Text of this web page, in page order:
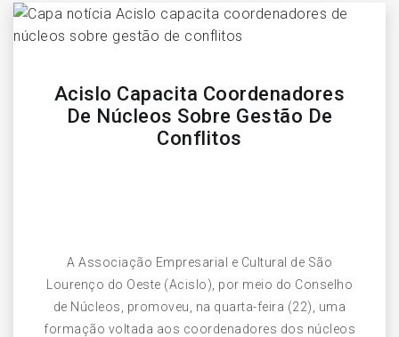
Acislo Capacita Coordenadores
De Núcleos Sobre Gestão De
Conflitos
A Associação Empresarial e Cultural de São
Lourenço do Oeste (Acislo), por meio do Conselho
de Núcleos, promoveu, na quarta-feira (22), uma
formação voltada aos coordenadores dos núcleos